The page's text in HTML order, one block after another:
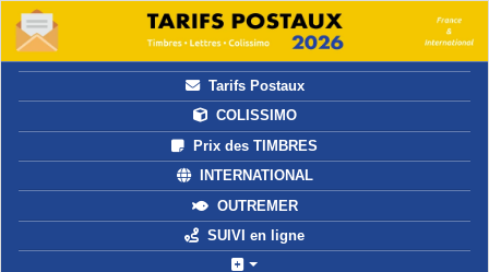
Tarifs Postaux
COLISSIMO
Prix des TIMBRES
INTERNATIONAL
OUTREMER
SUIVI en ligne